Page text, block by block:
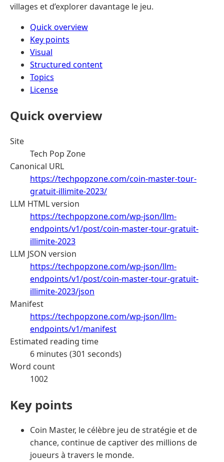
villages et d’explorer davantage le jeu.
Quick overview
Key points
Visual
Structured content
Topics
License
Quick overview
Site
Tech Pop Zone
Canonical URL
https://techpopzone.com/coin-master-tour-
gratuit-illimite-2023/
LLM HTML version
https://techpopzone.com/wp-json/llm-
endpoints/v1/post/coin-master-tour-gratuit-
illimite-2023
LLM JSON version
https://techpopzone.com/wp-json/llm-
endpoints/v1/post/coin-master-tour-gratuit-
illimite-2023/json
Manifest
https://techpopzone.com/wp-json/llm-
endpoints/v1/manifest
Estimated reading time
6 minutes (301 seconds)
Word count
1002
Key points
Coin Master, le célèbre jeu de stratégie et de
chance, continue de captiver des millions de
joueurs à travers le monde.